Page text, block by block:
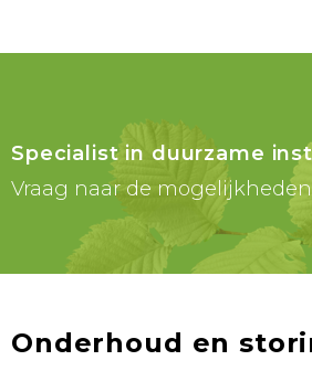
Specialist in duurzame
Vraag naar de
Onderhoud en